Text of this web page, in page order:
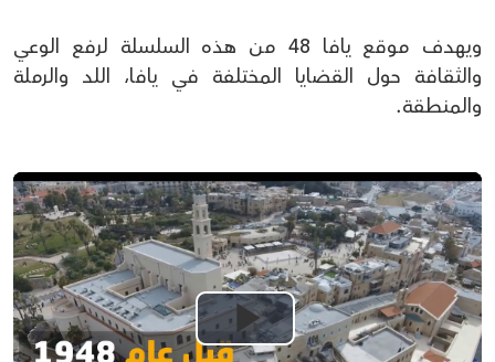
ويهدف موقع يافا 48 من هذه السلسلة لرفع الوعي
والثقافة حول القضايا المختلفة في يافا، اللد والرملة
والمنطقة.
Play